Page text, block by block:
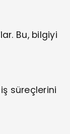
Bu, bilgiyi
süreçlerini